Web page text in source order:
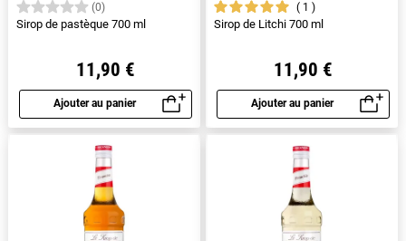
(0)
Sirop de pastèque 700 ml
11,90 €
Ajouter au panier
Aperçu rapide
1
Sirop de Litchi 700 ml
11,90 €
Ajouter au panier
Aperçu rapide